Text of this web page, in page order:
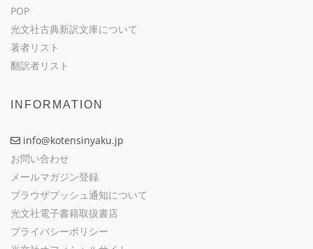
POP
光文社古典新訳文庫について
著者リスト
翻訳者リスト
INFORMATION
info@kotensinyaku.jp
お問い合わせ
メールマガジン登録
ブラウザプッシュ通知について
光文社電子書籍取扱書店
プライバシーポリシー